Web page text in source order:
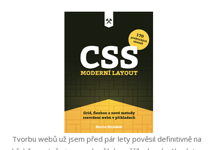
Tvorbu webů už jsem před pár lety pověsil definitivně na